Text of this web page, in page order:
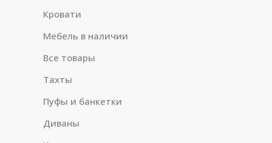
Кровати
Мебель в наличии
Все товары
Тахты
Пуфы и банкетки
Диваны